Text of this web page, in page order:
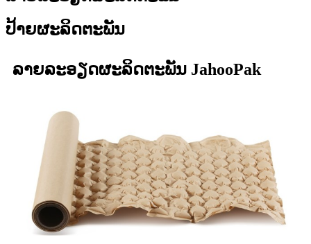
ປ້າຍຜະລິດຕະພັນ
ລາຍລະອຽດຜະລິດຕະພັນ JahooPak